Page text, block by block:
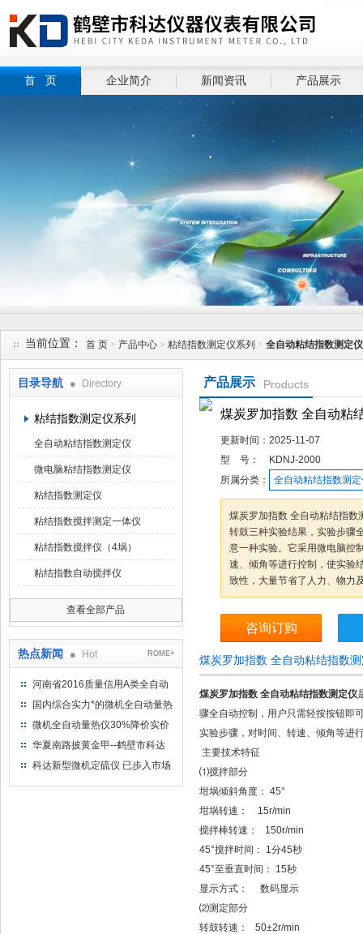
首 页 企业简介 新闻资讯 产品展示
当前位置： 首 页 > 产品中心 > 粘结指数测定仪系列 > 全自动粘结指数测定仪
目录导航 Directory
粘结指数测定仪系列
全自动粘结指数测定仪
微电脑粘结指数测定仪
粘结指数测定仪
粘结指数搅拌测定一体仪
粘结指数搅拌仪（4埚）
粘结指数自动搅拌仪
查看全部产品
热点新闻 Hot ROME+
河南省2016质量信用A类全自动
量热仪
国内综合实力*的微机全自动量热
仪制造企业
微机全自动量热仪30%降价实价
出售
华夏南路披黄金甲--鹤壁市科达
仪器仪表有限公司
科达新型微机定硫仪 已步入市场
产品展示 Products
煤炭罗加指数 全自动粘
更新时间： 2025-11-07
型 号：
KDNJ-2000
所属分类：
全自动粘结指数测
煤炭罗加指数 全自动粘结指数
转鼓三种实验结果，实验步骤
意一种实验。它采用微电脑控
速、倾角等进行控制，使实验
致性，大量节省了人力、物力
咨询订购
煤炭罗加指数 全自动粘结指数
煤炭罗加指数 全自动粘结指数测定仪
骤全自动控制，用户只需轻按按钮即
实验步骤，对时间、转速、倾角等进
主要技术特征
⑴搅拌部分
坩埚倾斜角度： 45°
坩埚转速： 15r/min
搅拌棒转速： 150r/min
45°搅拌时间： 1分45秒
45°至垂直时间： 15秒
显示方式： 数码显示
⑵测定部分
转鼓转速： 50±2r/min